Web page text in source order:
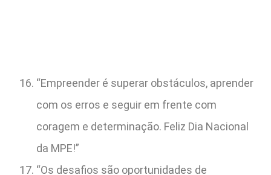
“Empreender é superar obstáculos, aprender
com os erros e seguir em frente com
coragem e determinação. Feliz Dia Nacional
da MPE!”
“Os desafios são oportunidades de